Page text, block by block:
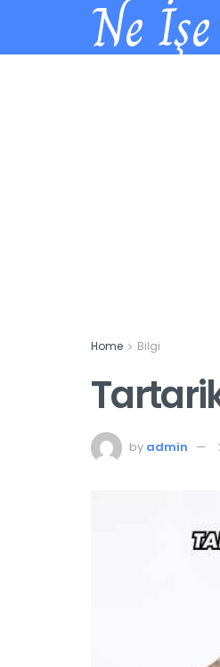
Ne
Home Bilgi
by admin